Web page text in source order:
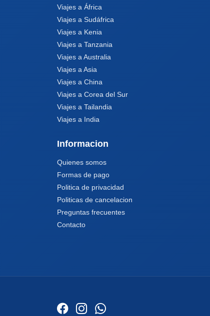
Viajes a África
Viajes a Sudáfrica
Viajes a Kenia
Viajes a Tanzania
Viajes a Australia
Viajes a Asia
Viajes a China
Viajes a Corea del Sur
Viajes a Tailandia
Viajes a India
Informacion
Quienes somos
Formas de pago
Politica de privacidad
Politicas de cancelacion
Preguntas frecuentes
Contacto